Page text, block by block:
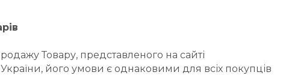
Товару, представленого на сайті
України, його умови є однаковими для всіх покупців